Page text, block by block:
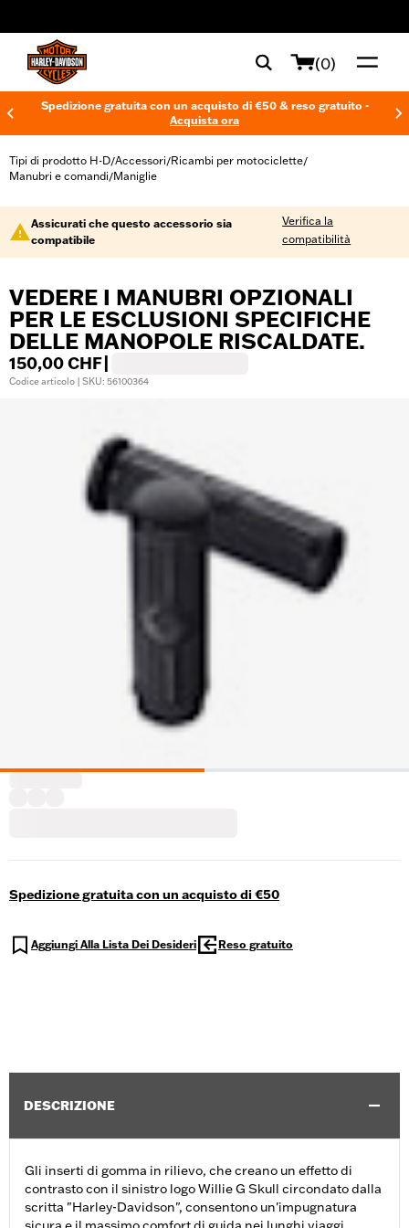
(0)
Spedizione gratuita con un acquisto di €50 & reso gratuito -
Acquista ora
Tipi di prodotto H-D/Accessori/Ricambi per motociclette/
Manubri e comandi/Maniglie
Assicurati che questo accessorio sia
compatibile
Verifica la
compatibilità
VEDERE I MANUBRI OPZIONALI
PER LE ESCLUSIONI SPECIFICHE
DELLE MANOPOLE RISCALDATE.
150,00 CHF
Codice articolo | SKU: 56100364
Spedizione gratuita con un acquisto di €50
Aggiungi Alla Lista Dei Desideri Reso gratuito
DESCRIZIONE
Gli inserti di gomma in rilievo, che creano un effetto di
contrasto con il sinistro logo Willie G Skull circondato dalla
scritta "Harley-Davidson", consentono un'impugnatura